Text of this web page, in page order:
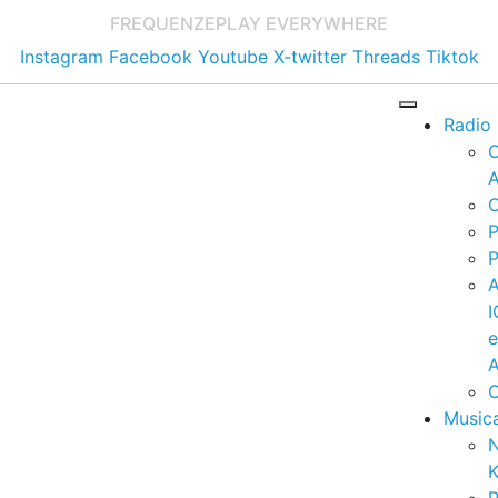
FREQUENZEPLAY EVERYWHERE
Instagram Facebook Youtube X-twitter Threads Tiktok
Radio
e